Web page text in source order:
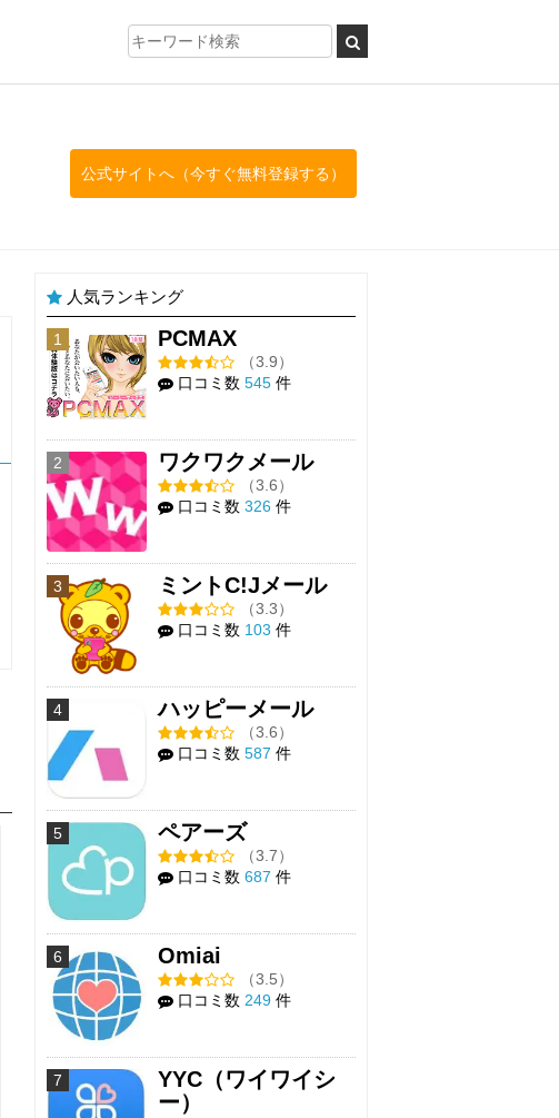
公式サイトへ（今すぐ無料登録する）
人気ランキング
1 PCMAX
（3.9）
口コミ数 545 件
2 ワクワクメール
（3.6）
口コミ数 326 件
3 ミントC!Jメール
（3.3）
口コミ数 103 件
4 ハッピーメール
（3.6）
口コミ数 587 件
5 ペアーズ
（3.7）
口コミ数 687 件
6 Omiai
（3.5）
口コミ数 249 件
7
YYC（ワイワイシ
ー）